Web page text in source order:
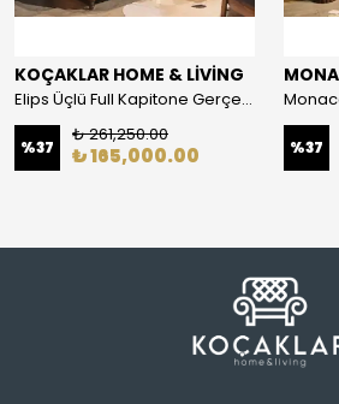
KOÇAKLAR HOME & LİVİNG
Elips Üçlü Full Kapitone Gerçek Deri Chester Koltuk
%37
₺ 261,250.00
₺ 165,000.00 %37